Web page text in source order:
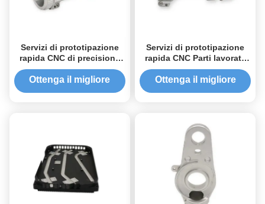
Servizi di prototipazione
rapida CNC di precisione
Tolleranza personalizzata
Varie scelte di finitura
Ottenga il migliore
Servizi di prototipazione
rapida CNC Parti lavorate
con precisione con finitura
anodizzata normalizzata
Ottenga il migliore